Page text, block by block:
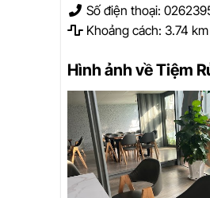
Số điện thoại:
Khoảng cách: 3.74
Hình ảnh về Tiệm